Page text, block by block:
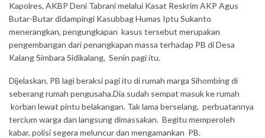
Kapolres, AKBP Deni Tabrani melalui Kasat Reskrim AKP Agus
Butar-Butar didampingi Kasubbag Humas Iptu Sukanto
menerangkan, pengungkapan kasus tersebut merupakan
pengembangan dari penangkapan massa terhadap PB di Desa
Kalang Simbara Sidikalang, Senin pagi itu.
Dijelaskan, PB lagi beraksi pagi itu di rumah marga Sihombing di
seberang rumah pengusaha.Dia sudah sempat masuk ke rumah
korban lewat pintu belakangan. Tak lama berselang, perbuatannya
tercium warga dan langsung dimassakan. Begitu memperoleh
kabar, polisi segera meluncur dan mengamankan PB.